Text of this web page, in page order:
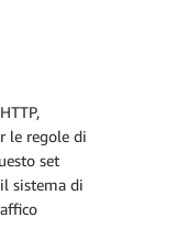
le regole di
set
sistema di